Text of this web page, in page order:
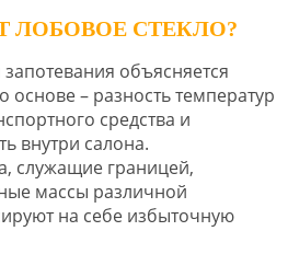
ЛОБОВОЕ СТЕКЛО?
объясняется
основе – разность температур
средства и
внутри салона.
служащие границей,
массы различной
на себе избыточную